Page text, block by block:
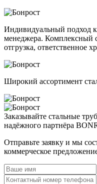
Индивидуальный подход к
менеджера. Комплексный
отгрузка, ответственное
Широкий ассортимент
Заказывайте стальные
надёжного партнёра
Отправьте заявку и мы
коммерческое